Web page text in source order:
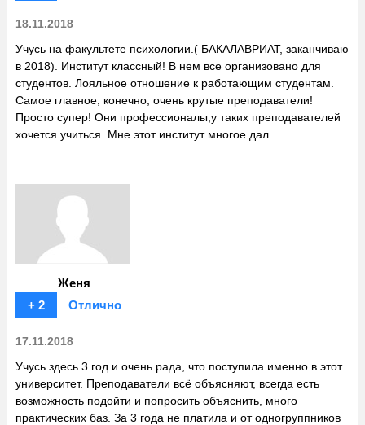
18.11.2018
Учусь на факультете психологии.( БАКАЛАВРИАТ, заканчиваю
в 2018). Институт классный! В нем все организовано для
студентов. Лояльное отношение к работающим студентам.
Самое главное, конечно, очень крутые преподаватели!
Просто супер! Они профессионалы,у таких преподавателей
хочется учиться. Мне этот институт многое дал.
Женя
+ 2
Отлично
17.11.2018
Учусь здесь 3 год и очень рада, что поступила именно в этот
университет. Преподаватели всё объясняют, всегда есть
возможность подойти и попросить объяснить, много
практических баз. За 3 года не платила и от одногруппников